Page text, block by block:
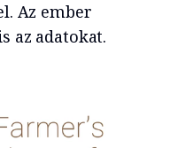
Az ember
az adatokat.